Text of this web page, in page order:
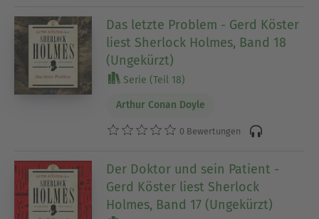
Das letzte Problem - Gerd Köster
liest Sherlock Holmes, Band 18
(Ungekürzt)
Serie (Teil 18)
Arthur Conan Doyle
0 Bewertungen
Der Doktor und sein Patient -
Gerd Köster liest Sherlock
Holmes, Band 17 (Ungekürzt)